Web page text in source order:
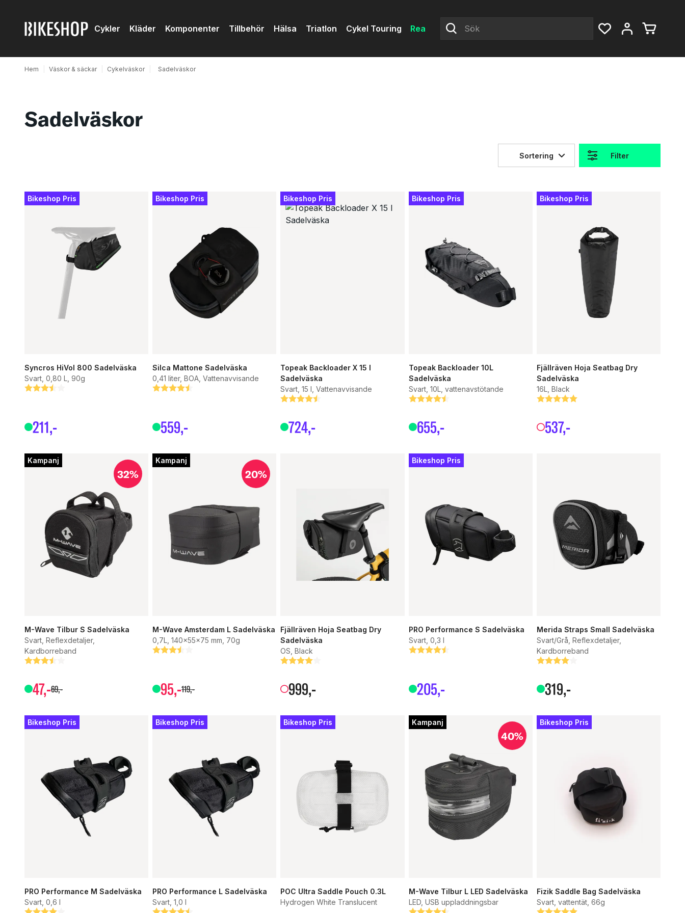
Cykler Kläder Komponenter Tillbehör Hälsa Triatlon Cykel Touring Rea
Hem Väskor & säckar Cykelväskor Sadelväskor
Sadelväskor
Filter
Sortering
Produkter
Bikeshop Pris
Syncros HiVol 800 Sadelväska
Svart, 0,80 L, 90g
Betyg:
3.6 utav 5 stjärnor
211,-
Bikeshop Pris
Silca Mattone Sadelväska
0,41 liter, BOA, Vattenavvisande
Betyg:
4.3 utav 5 stjärnor
559,-
Bikeshop Pris
Topeak Backloader X 15 l
Sadelväska
Svart, 15 l, Vattenavvisande
Betyg:
4.7 utav 5 stjärnor
724,-
Bikeshop Pris
Topeak Backloader 10L
Sadelväska
Svart, 10L, vattenavstötande
Betyg:
4.8 utav 5 stjärnor
655,-
Bikeshop Pris
Fjällräven Hoja Seatbag Dry
Sadelväska
16L, Black
Betyg:
5.0 utav 5 stjärnor
537,-
Kampanj
32%
M-Wave Tilbur S Sadelväska
Svart, Reflexdetaljer,
Kardborreband
Betyg:
3.9 utav 5 stjärnor
47,-69,-
Kampanj
20%
M-Wave Amsterdam L Sadelväska
0,7L, 140x55x75 mm, 70g
Betyg:
3.3 utav 5 stjärnor
95,-119,-
Fjällräven Hoja Seatbag Dry
Sadelväska
OS, Black
Betyg:
4.0 utav 5 stjärnor
999,-
Bikeshop Pris
PRO Performance S Sadelväska
Svart, 0,3 l
Betyg:
4.7 utav 5 stjärnor
205,-
Merida Straps Small Sadelväska
Svart/Grå, Reflexdetaljer,
Kardborreband
Betyg:
4.0 utav 5 stjärnor
319,-
Bikeshop Pris
PRO Performance M Sadelväska
Svart, 0,6 l
Bikeshop Pris
PRO Performance L Sadelväska
Svart, 1,0 l
Bikeshop Pris
POC Ultra Saddle Pouch 0.3L
Hydrogen White Translucent
Kampanj
40%
M-Wave Tilbur L LED Sadelväska
LED, USB uppladdningsbar
Bikeshop Pris
Fizik Saddle Bag Sadelväska
Svart, vattentät, 66g